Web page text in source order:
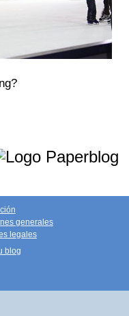
generales
legales
blog